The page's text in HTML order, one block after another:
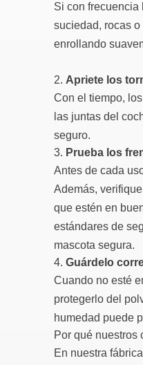
Si con frecuencia
suciedad, rocas
enrollando
2. Apriete los
Con el tiempo,
las juntas del
seguro.
3. Prueba los
Antes de cada
Además,
que estén en
estándares de
mascota segura.
4. Guárdelo
Cuando no esté
protegerlo del
humedad puede
Por qué nuestros
En nuestra